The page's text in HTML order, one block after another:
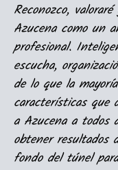
Reconozco,
Azucena como un
profesional.
escucha,
de lo que la
características que
a Azucena a todos
obtener resultados
fondo del túnel